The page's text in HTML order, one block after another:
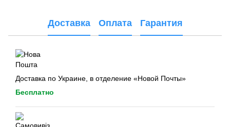
Доставка Оплата Гарантия
Доставка по Украине, в отделение «Новой Почты»
Бесплатно